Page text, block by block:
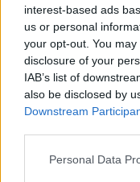
interest-based ads
us or personal
your opt-out. You
disclosure of your
IAB’s list of
also be disclosed by
Downstream
Please note that this
Personal Data
Marc Marquez
L'infezione
medici.